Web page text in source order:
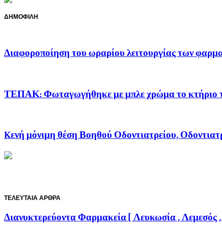
ΔΗΜΟΦΙΛΗ
Διαφοροποίηση του ωραρίου λειτουργίας των
ΤΕΠΑΚ: Φωταγωγήθηκε με μπλε χρώμα το κτήριο
Kενή μόνιμη θέση Βοηθού Οδοντιατρείου,
ΤΕΛΕΥΤΑΙΑ ΑΡΘΡΑ
Διανυκτερεύοντα Φαρμακεία [ Λευκωσία ,